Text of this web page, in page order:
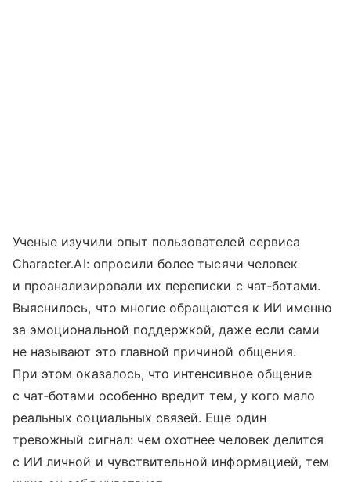
Ученые изучили опыт пользователей сервиса
Character.AI: опросили более тысячи человек
и проанализировали их переписки с чат‑ботами.
Выяснилось, что многие обращаются к ИИ именно
за эмоциональной поддержкой, даже если сами
не называют это главной причиной общения.
При этом оказалось, что интенсивное общение
с чат‑ботами особенно вредит тем, у кого мало
реальных социальных связей. Еще один
тревожный сигнал: чем охотнее человек делится
с ИИ личной и чувствительной информацией, тем